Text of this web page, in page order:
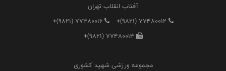
آفتاب انقلاب تهران
+(9821) 77480012
+(9821) 77480016
+(9821) 77480014
مجموعه ورزشی شهید کشوری